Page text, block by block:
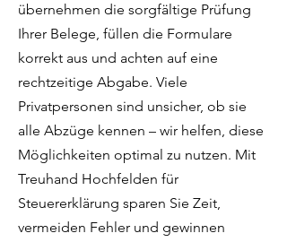
übernehmen die sorgfältige Prüfung
Ihrer Belege, füllen die Formulare
korrekt aus und achten auf eine
rechtzeitige Abgabe. Viele
Privatpersonen sind unsicher, ob sie
alle Abzüge kennen – wir helfen, diese
Möglichkeiten optimal zu nutzen. Mit
Treuhand Hochfelden für
Steuererklärung sparen Sie Zeit,
vermeiden Fehler und gewinnen